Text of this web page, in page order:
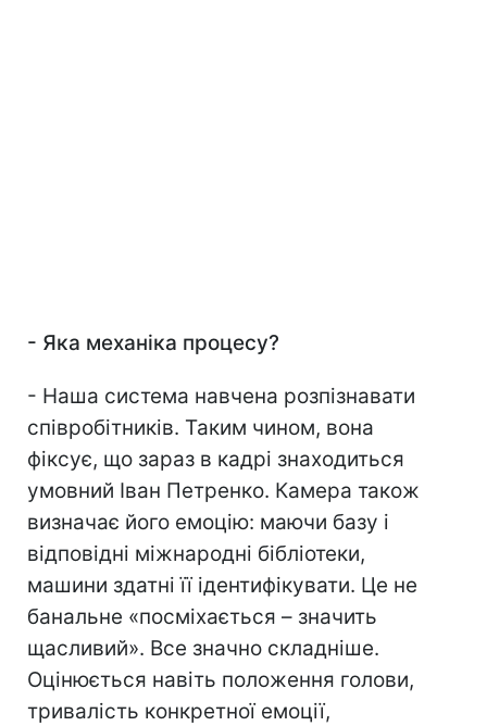
- Яка механіка процесу?
- Наша система навчена розпізнавати
співробітників. Таким чином, вона
фіксує, що зараз в кадрі знаходиться
умовний Іван Петренко. Камера також
визначає його емоцію: маючи базу і
відповідні міжнародні бібліотеки,
машини здатні її ідентифікувати. Це не
банальне «посміхається – значить
щасливий». Все значно складніше.
Оцінюється навіть положення голови,
тривалість конкретної емоції,